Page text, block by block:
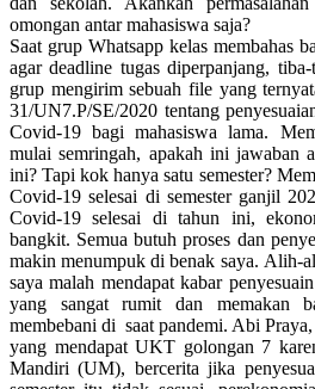
omongan antar mahasiswa saja?
Saat grup Whatsapp kelas membahas
agar deadline tugas diperpanjang,
grup mengirim sebuah file yang
31/UN7.P/SE/2020 tentang
Covid-19 bagi mahasiswa lama.
mulai semringah, apakah ini jawaban
ini? Tapi kok hanya satu semester?
Covid-19 selesai di semester ganjil
Covid-19 selesai di tahun ini,
bangkit. Semua butuh proses dan
makin menumpuk di benak saya. Alih-
saya malah mendapat kabar
yang sangat rumit dan memakan
membebani di saat pandemi. Abi
yang mendapat UKT golongan 7
Mandiri (UM), bercerita jika